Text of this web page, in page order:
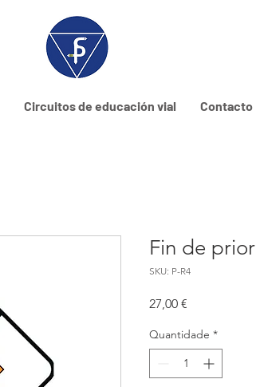
Circuitos de educación vial Contacto
Fin de
SKU: P-R4
27,00 €
Quantidade *